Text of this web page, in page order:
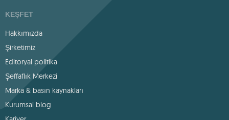
KEŞFET
Hakkımızda
Şirketimiz
Editoryal politika
Şeffaflık Merkezi
Marka & basın kaynakları
Kurumsal blog